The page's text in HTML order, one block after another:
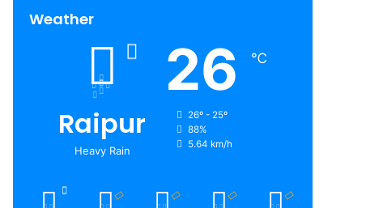
Weather
Raipur
Heavy Rain
26 ℃
26º - 25º
88%
5.64 km/h